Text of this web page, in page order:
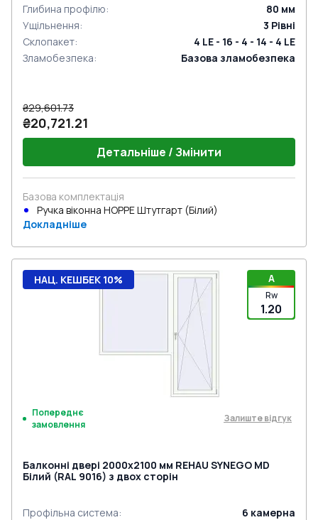
Глибина профілю: 80 мм
Ущільнення: 3 Рівні
Склопакет:
4 LE - 16 - 4 - 14 - 4 LE
Зламобезпека: Базова зламобезпека
₴29,601.73
₴20,721.21
Детальніше / Змінити
Базова комплектація
Ручка віконна HOPPE Штутгарт (Білий)
Докладніше
A
Rw
1.20
НАЦ. КЕШБЕК 10%
Попереднє
замовлення
Залиште відгук
Балконні двері 2000x2100 мм REHAU SYNEGO MD
Білий (RAL 9016) з двох сторін
Профільна система: 6 камерна